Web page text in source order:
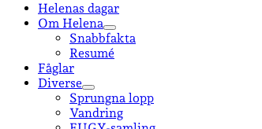
Helenas dagar
Om Helena
öppna
undermeny
Snabbfakta
Resumé
Fåglar
Diverse
öppna
undermeny
Sprungna lopp
Vandring